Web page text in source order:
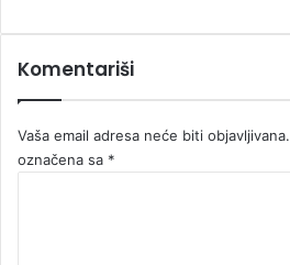
Komentariši
Vaša email adresa neće biti objavljivana.
označena sa *